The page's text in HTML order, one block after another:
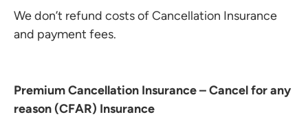
We don’t refund costs of Cancellation Insurance
and payment fees.
Premium Cancellation Insurance – Cancel for any
reason (CFAR) Insurance